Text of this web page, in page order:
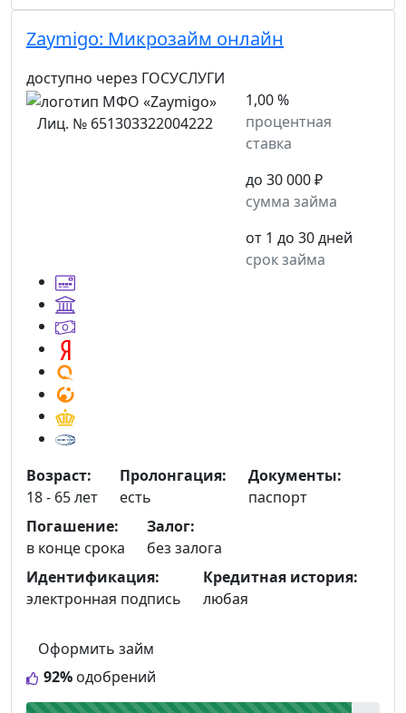
Zaymigo: Микрозайм онлайн
доступно через ГОСУСЛУГИ
Лиц. № 651303322004222
1,00 %
процентная
ставка
до 30 000 ₽
сумма займа
от 1 до 30 дней
срок займа
92% одобрений
Оформить займ
Возраст:
18 - 65 лет
Пролонгация:
есть
Документы:
паспорт
Погашение:
в конце срока
Залог:
без залога
Идентификация:
электронная подпись
Кредитная история:
любая